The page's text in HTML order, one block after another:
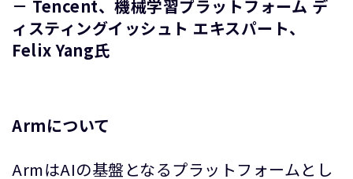
－ Tencent、機械学習プラットフォーム デ
ィスティングイッシュト エキスパート、
Felix Yang氏
Armについて
ArmはAIの基盤となるプラットフォームとし